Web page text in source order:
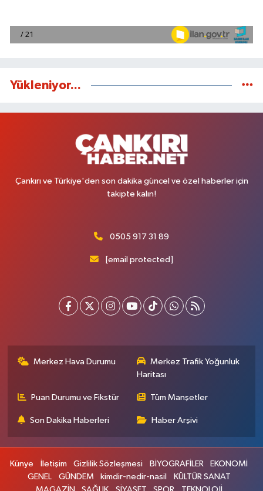
Yükleniyor...
Çankırı ve Türkiye'den son dakika güncel ve özel haberler için
takipte kalın!
0505 917 31 89
[email protected]
Merkez Hava Durumu
Merkez Trafik Yoğunluk
Haritası
Puan Durumu ve Fikstür Tüm Manşetler
Son Dakika Haberleri Haber Arşivi
Künye İletişim Gizlilik Sözleşmesi BİYOGRAFİLER
EKONOMİ
GENEL
GÜNDEM kimdir-nedir-nasil
KÜLTÜR SANAT